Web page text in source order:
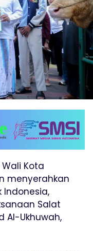
Wali Kota
menyerahkan
Indonesia,
Salat
Al-Ukhuwah,